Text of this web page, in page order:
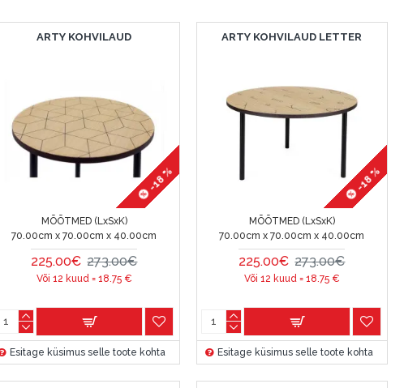
ARTY KOHVILAUD
-18 %
MÕÕTMED (LxSxK)
70.00cm x 70.00cm x 40.00cm
225.00€ 273.00€
Või 12 kuud = 18.75€
Esitage küsimus selle toote kohta
ARTY KOHVILAUD LETTER
-18 %
MÕÕTMED (LxSxK)
70.00cm x 70.00cm x 40.00cm
225.00€ 273.00€
Või 12 kuud = 18.75€
Esitage küsimus selle toote kohta